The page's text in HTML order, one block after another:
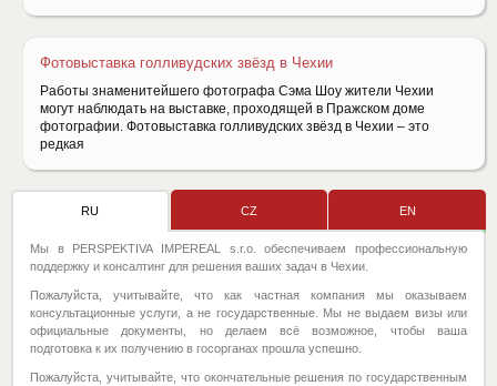
Фотовыставка голливудских звёзд в Чехии
Работы знаменитейшего фотографа Сэма Шоу жители Чехии
могут наблюдать на выставке, проходящей в Пражском доме
фотографии. Фотовыставка голливудских звёзд в Чехии – это
редкая
RU CZ EN
Мы в PERSPEKTIVA IMPEREAL s.r.o. обеспечиваем профессиональную
поддержку и консалтинг для решения ваших задач в Чехии.
Пожалуйста, учитывайте, что как частная компания мы оказываем
консультационные услуги, а не государственные. Мы не выдаем визы или
официальные документы, но делаем всё возможное, чтобы ваша
подготовка к их получению в госорганах прошла успешно.
Пожалуйста, учитывайте, что окончательные решения по государственным